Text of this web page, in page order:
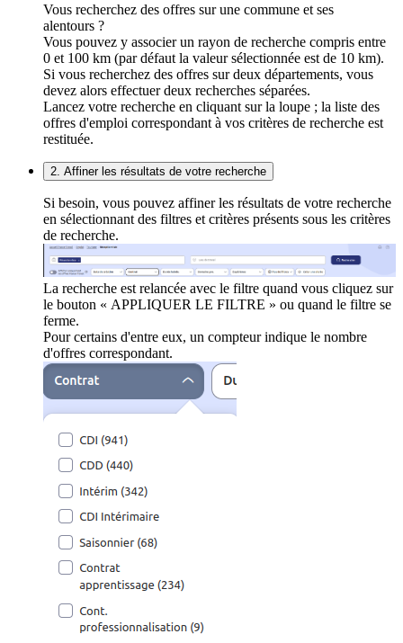
Vous recherchez des offres sur une commune et ses
alentours ?
Vous pouvez y associer un rayon de recherche compris entre
0 et 100 km (par défaut la valeur sélectionnée est de 10 km).
Si vous recherchez des offres sur deux départements, vous
devez alors effectuer deux recherches séparées.
Lancez votre recherche en cliquant sur la loupe ; la liste des
offres d'emploi correspondant à vos critères de recherche est
restituée.
2. Affiner les résultats de votre recherche
Si besoin, vous pouvez affiner les résultats de votre recherche
en sélectionnant des filtres et critères présents sous les critères
de recherche.
La recherche est relancée avec le filtre quand vous cliquez sur
le bouton « APPLIQUER LE FILTRE » ou quand le filtre se
ferme.
Pour certains d'entre eux, un compteur indique le nombre
d'offres correspondant.